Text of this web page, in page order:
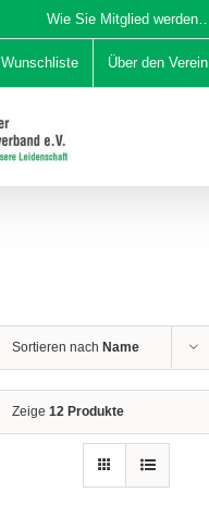
Wie Sie Mitglied werden…
Wunschliste Über den Verein
Sortieren nach Name
Zeige 12 Produkte